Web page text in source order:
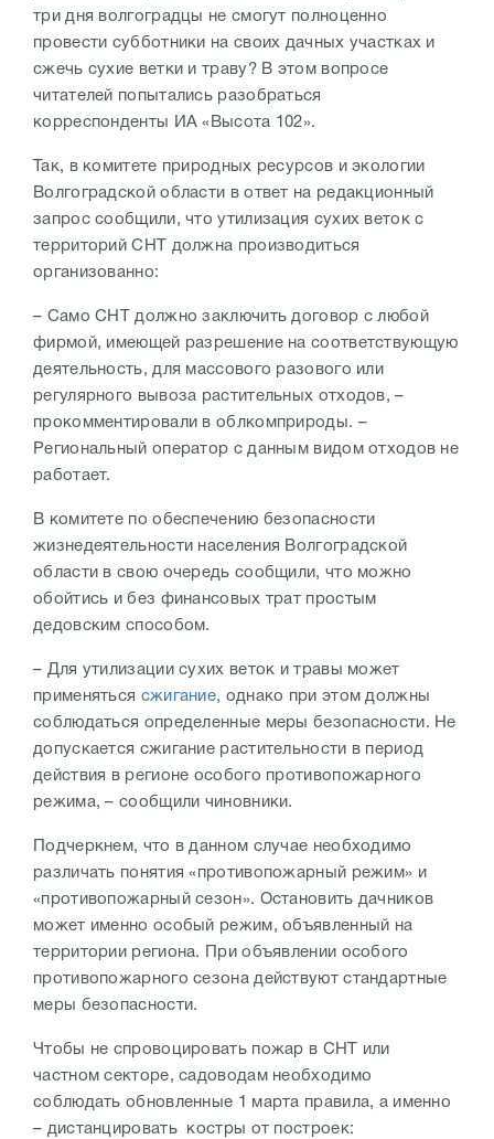
три дня волгоградцы не смогут полноценно
провести субботники на своих дачных участках и
сжечь сухие ветки и траву? В этом вопросе
читателей попытались разобраться
корреспонденты ИА «Высота 102».
Так, в комитете природных ресурсов и экологии
Волгоградской области в ответ на редакционный
запрос сообщили, что утилизация сухих веток с
территорий СНТ должна производиться
организованно:
– Само СНТ должно заключить договор с любой
фирмой, имеющей разрешение на соответствующую
деятельность, для массового разового или
регулярного вывоза растительных отходов, –
прокомментировали в облкомприроды. –
Региональный оператор с данным видом отходов не
работает.
В комитете по обеспечению безопасности
жизнедеятельности населения Волгоградской
области в свою очередь сообщили, что можно
обойтись и без финансовых трат простым
дедовским способом.
– Для утилизации сухих веток и травы может
применяться сжигание, однако при этом должны
соблюдаться определенные меры безопасности. Не
допускается сжигание растительности в период
действия в регионе особого противопожарного
режима, – сообщили чиновники.
Подчеркнем, что в данном случае необходимо
различать понятия «противопожарный режим» и
«противопожарный сезон». Остановить дачников
может именно особый режим, объявленный на
территории региона. При объявлении особого
противопожарного сезона действуют стандартные
меры безопасности.
Чтобы не спровоцировать пожар в СНТ или
частном секторе, садоводам необходимо
соблюдать обновленные 1 марта правила, а именно
– дистанцировать костры от построек: